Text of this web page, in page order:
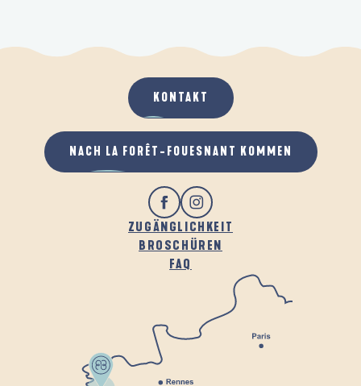
ZUGÄNGLICHKEIT
BROSCHÜREN
FAQ
KONTAKT
NACH LA FORÊT-FOUESNANT KOMMEN